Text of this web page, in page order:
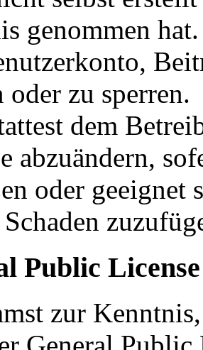
genommen
oder zu sperren.
dem
abzuändern,
oder geeignet
Public License
zur